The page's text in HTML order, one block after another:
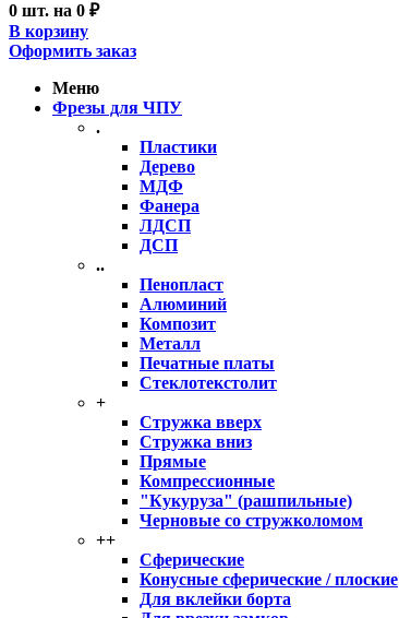
0 шт. на 0 ₽
В корзину
Оформить заказ
Меню
Фрезы для ЧПУ
.
Пластики
Дерево
МДФ
Фанера
ЛДСП
ДСП
..
Пенопласт
Алюминий
Композит
Металл
Печатные платы
Стеклотекстолит
+
Стружка вверх
Стружка вниз
Прямые
Компрессионные
"Кукуруза" (рашпильные)
Черновые со стружколомом
++
Сферические
Конусные сферические / плоские
Для вклейки борта